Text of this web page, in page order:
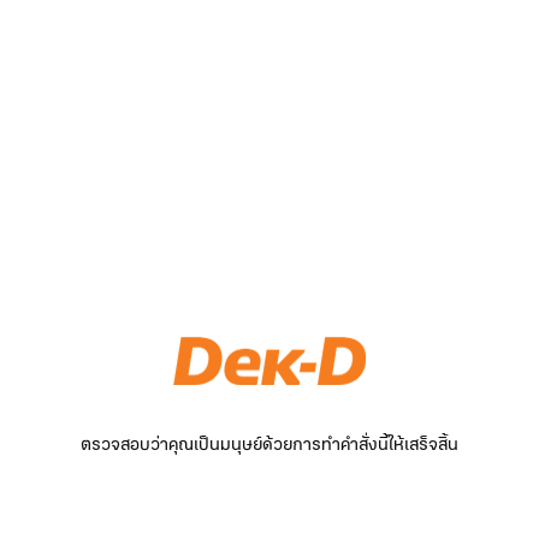
ตรวจสอบว่าคุณเป็นมนุษย์ด้วยการทำคำสั่งนี้ให้เสร็จสิ้น